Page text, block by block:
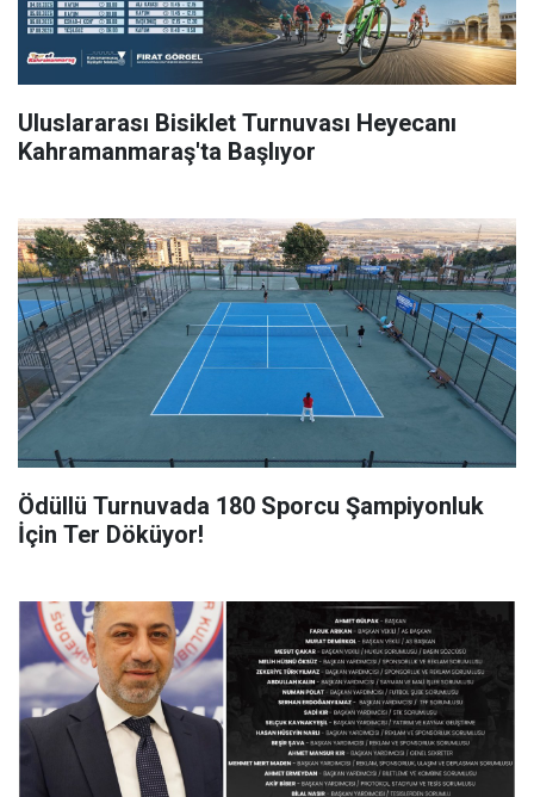
Uluslararası Bisiklet Turnuvası Heyecanı
Kahramanmaraş'ta Başlıyor
Ödüllü Turnuvada 180 Sporcu Şampiyonluk
İçin Ter Döküyor!